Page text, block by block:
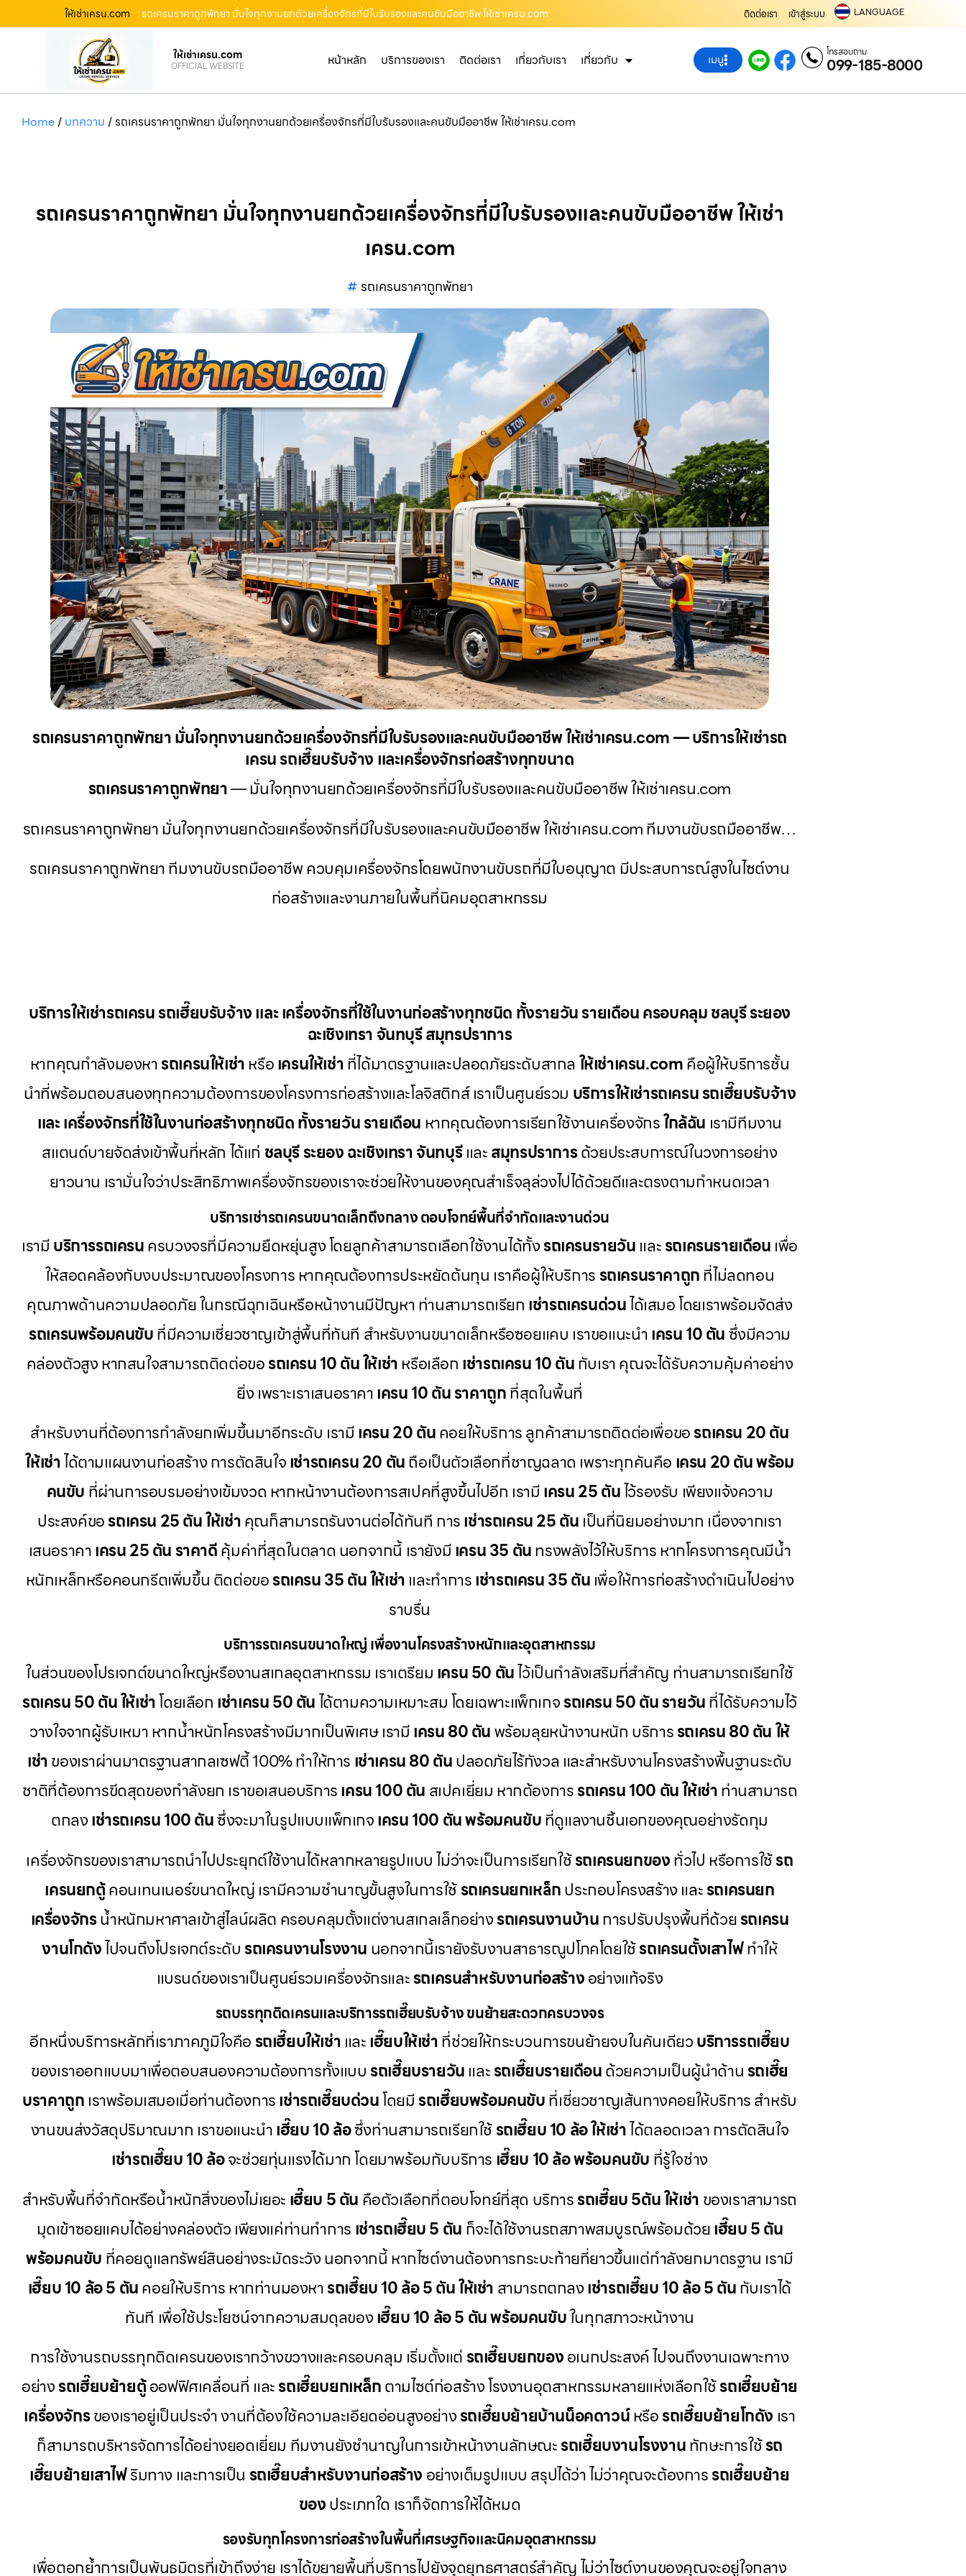
ให้เช่าเครน.com : รถเครนราคาถูกพัทยา มั่นใจทุกงานยกด้วยเครื่องจักรที่มีใบรับรองและคนขับมืออาชีพ ให้เช่าเครน.com ติดต่อเรา เข้าสู่ระบบ LANGUAGE
ให้เช่าเครน.com
OFFICIAL WEBSITE หน้าหลัก บริการของเรา ติดต่อเรา เกี่ยวกับเรา เกี่ยวกับ เมนู โทรสอบถาม
099-185-8000
Home/ บทความ /รถเครนราคาถูกพัทยา มั่นใจทุกงานยกด้วยเครื่องจักรที่มีใบรับรองและคนขับมืออาชีพ ให้เช่าเครน.com
รถเครนราคาถูกพัทยา มั่นใจทุกงานยกด้วยเครื่องจักรที่มีใบรับรองและคนขับมืออาชีพ ให้เช่า
เครน.com
รถเครนราคาถูกพัทยา
รถเครนราคาถูกพัทยา มั่นใจทุกงานยกด้วยเครื่องจักรที่มีใบรับรองและคนขับมืออาชีพ ให้เช่าเครน.com — บริการให้เช่ารถ
เครน รถเฮี๊ยบรับจ้าง และเครื่องจักรก่อสร้างทุกขนาด
รถเครนราคาถูกพัทยา— มั่นใจทุกงานยกด้วยเครื่องจักรที่มีใบรับรองและคนขับมืออาชีพ ให้เช่าเครน.com
รถเครนราคาถูกพัทยา มั่นใจทุกงานยกด้วยเครื่องจักรที่มีใบรับรองและคนขับมืออาชีพ ให้เช่าเครน.com ทีมงานขับรถมืออาชีพ…
รถเครนราคาถูกพัทยา ทีมงานขับรถมืออาชีพ ควบคุมเครื่องจักรโดยพนักงานขับรถที่มีใบอนุญาต มีประสบการณ์สูงในไซต์งาน
ก่อสร้างและงานภายในพื้นที่นิคมอุตสาหกรรม
บริการให้เช่ารถเครน รถเฮี๊ยบรับจ้าง และ เครื่องจักรที่ใช้ในงานก่อสร้างทุกชนิด ทั้งรายวัน รายเดือน ครอบคลุม ชลบุรี ระยอง
ฉะเชิงเทรา จันทบุรี สมุทรปราการ
หากคุณกำลังมองหารถเครนให้เช่าหรือเครนให้เช่าที่ได้มาตรฐานและปลอดภัยระดับสากล ให้เช่าเครน.comคือผู้ให้บริการชั้น
นำที่พร้อมตอบสนองทุกความต้องการของโครงการก่อสร้างและโลจิสติกส์ เราเป็นศูนย์รวม บริการให้เช่ารถเครน รถเฮี๊ยบรับจ้าง
และ เครื่องจักรที่ใช้ในงานก่อสร้างทุกชนิด ทั้งรายวัน รายเดือน หากคุณต้องการเรียกใช้งานเครื่องจักรใกล้ฉัน เรามีทีมงาน
สแตนด์บายจัดส่งเข้าพื้นที่หลัก ได้แก่ ชลบุรี ระยอง ฉะเชิงเทรา จันทบุรีและสมุทรปราการด้วยประสบการณ์ในวงการอย่าง
ยาวนาน เรามั่นใจว่าประสิทธิภาพเครื่องจักรของเราจะช่วยให้งานของคุณสำเร็จลุล่วงไปได้ด้วยดีและตรงตามกำหนดเวลา
บริการเช่ารถเครนขนาดเล็กถึงกลาง ตอบโจทย์พื้นที่จำกัดและงานด่วน
เรามีบริการรถเครนครบวงจรที่มีความยืดหยุ่นสูง โดยลูกค้าสามารถเลือกใช้งานได้ทั้งรถเครนรายวัน และรถเครนรายเดือน เพื่อ
ให้สอดคล้องกับงบประมาณของโครงการ หากคุณต้องการประหยัดต้นทุน เราคือผู้ให้บริการรถเครนราคาถูกที่ไม่ลดทอน
คุณภาพด้านความปลอดภัย ในกรณีฉุกเฉินหรือหน้างานมีปัญหา ท่านสามารถเรียก เช่ารถเครนด่วนได้เสมอ โดยเราพร้อมจัดส่ง
รถเครนพร้อมคนขับที่มีความเชี่ยวชาญเข้าสู่พื้นที่ทันที สำหรับงานขนาดเล็กหรือซอยแคบ เราขอแนะนำเครน 10 ตันซึ่งมีความ
คล่องตัวสูง หากสนใจสามารถติดต่อขอรถเครน 10 ตัน ให้เช่าหรือเลือก เช่ารถเครน 10 ตันกับเรา คุณจะได้รับความคุ้มค่าอย่าง
ยิ่ง เพราะเราเสนอราคาเครน 10 ตัน ราคาถูกที่สุดในพื้นที่
สำหรับงานที่ต้องการกำลังยกเพิ่มขึ้นมาอีกระดับ เรามีเครน 20 ตันคอยให้บริการ ลูกค้าสามารถติดต่อเพื่อขอรถเครน 20 ตัน
ให้เช่าได้ตามแผนงานก่อสร้าง การตัดสินใจเช่ารถเครน 20 ตันถือเป็นตัวเลือกที่ชาญฉลาด เพราะทุกคันคือ เครน 20 ตัน พร้อม
คนขับ ที่ผ่านการอบรมอย่างเข้มงวด หากหน้างานต้องการสเปคที่สูงขึ้นไปอีก เรามีเครน 25 ตันไว้รองรับ เพียงแจ้งความ
ประสงค์ขอรถเครน 25 ตัน ให้เช่าคุณก็สามารถรันงานต่อได้ทันที การเช่ารถเครน 25 ตัน เป็นที่นิยมอย่างมาก เนื่องจากเรา
เสนอราคาเครน 25 ตัน ราคาดีคุ้มค่าที่สุดในตลาด นอกจากนี้ เรายังมีเครน 35 ตันทรงพลังไว้ให้บริการ หากโครงการคุณมีน้ำ
หนักเหล็กหรือคอนกรีตเพิ่มขึ้น ติดต่อขอรถเครน 35 ตัน ให้เช่า และทำการเช่ารถเครน 35 ตัน เพื่อให้การก่อสร้างดำเนินไปอย่าง
ราบรื่น
บริการรถเครนขนาดใหญ่ เพื่องานโครงสร้างหนักและอุตสาหกรรม
ในส่วนของโปรเจกต์ขนาดใหญ่หรืองานสเกลอุตสาหกรรม เราเตรียม เครน 50 ตันไว้เป็นกำลังเสริมที่สำคัญ ท่านสามารถเรียกใช้
รถเครน 50 ตัน ให้เช่าโดยเลือก เช่าเครน 50 ตันได้ตามความเหมาะสม โดยเฉพาะแพ็กเกจรถเครน 50 ตัน รายวันที่ได้รับความไว้
วางใจจากผู้รับเหมา หากน้ำหนักโครงสร้างมีมากเป็นพิเศษ เรามีเครน 80 ตันพร้อมลุยหน้างานหนัก บริการรถเครน 80 ตัน ให้
เช่าของเราผ่านมาตรฐานสากลเซฟตี้ 100% ทำให้การ เช่าเครน 80 ตันปลอดภัยไร้กังวล และสำหรับงานโครงสร้างพื้นฐานระดับ
ชาติที่ต้องการขีดสุดของกำลังยก เราขอเสนอบริการเครน 100 ตัน สเปคเยี่ยม หากต้องการรถเครน 100 ตัน ให้เช่าท่านสามารถ
ตกลงเช่ารถเครน 100 ตันซึ่งจะมาในรูปแบบแพ็กเกจเครน 100 ตัน พร้อมคนขับที่ดูแลงานชิ้นเอกของคุณอย่างรัดกุม
เครื่องจักรของเราสามารถนำไปประยุกต์ใช้งานได้หลากหลายรูปแบบ ไม่ว่าจะเป็นการเรียกใช้รถเครนยกของทั่วไป หรือการใช้รถ
เครนยกตู้คอนเทนเนอร์ขนาดใหญ่ เรามีความชำนาญขั้นสูงในการใช้รถเครนยกเหล็กประกอบโครงสร้าง และรถเครนยก
เครื่องจักรน้ำหนักมหาศาลเข้าสู่ไลน์ผลิต ครอบคลุมตั้งแต่งานสเกลเล็กอย่างรถเครนงานบ้านการปรับปรุงพื้นที่ด้วยรถเครน
งานโกดังไปจนถึงโปรเจกต์ระดับรถเครนงานโรงงาน นอกจากนี้เรายังรับงานสาธารณูปโภคโดยใช้รถเครนตั้งเสาไฟทำให้
แบรนด์ของเราเป็นศูนย์รวมเครื่องจักรและรถเครนสำหรับงานก่อสร้างอย่างแท้จริง
รถบรรทุกติดเครนและบริการรถเฮี๊ยบรับจ้าง ขนย้ายสะดวกครบวงจร
อีกหนึ่งบริการหลักที่เราภาคภูมิใจคือรถเฮี๊ยบให้เช่า และเฮี๊ยบให้เช่าที่ช่วยให้กระบวนการขนย้ายจบในคันเดียวบริการรถเฮี๊ยบ
ของเราออกแบบมาเพื่อตอบสนองความต้องการทั้งแบบรถเฮี๊ยบรายวัน และรถเฮี๊ยบรายเดือนด้วยความเป็นผู้นำด้านรถเฮี๊ย
บราคาถูก เราพร้อมเสมอเมื่อท่านต้องการเช่ารถเฮี๊ยบด่วนโดยมีรถเฮี๊ยบพร้อมคนขับที่เชี่ยวชาญเส้นทางคอยให้บริการ สำหรับ
งานขนส่งวัสดุปริมาณมาก เราขอแนะนำเฮี๊ยบ 10 ล้อซึ่งท่านสามารถเรียกใช้รถเฮี๊ยบ 10 ล้อ ให้เช่าได้ตลอดเวลา การตัดสินใจ
เช่ารถเฮี๊ยบ 10 ล้อจะช่วยทุ่นแรงได้มาก โดยมาพร้อมกับบริการ เฮี๊ยบ 10 ล้อ พร้อมคนขับ ที่รู้ใจช่าง
สำหรับพื้นที่จำกัดหรือน้ำหนักสิ่งของไม่เยอะ เฮี๊ยบ 5 ตัน คือตัวเลือกที่ตอบโจทย์ที่สุด บริการรถเฮี๊ยบ 5ตัน ให้เช่า ของเราสามารถ
มุดเข้าซอยแคบได้อย่างคล่องตัว เพียงแค่ท่านทำการ เช่ารถเฮี๊ยบ 5 ตัน ก็จะได้ใช้งานรถสภาพสมบูรณ์พร้อมด้วยเฮี๊ยบ 5 ตัน
พร้อมคนขับ ที่คอยดูแลทรัพย์สินอย่างระมัดระวัง นอกจากนี้ หากไซต์งานต้องการกระบะท้ายที่ยาวขึ้นแต่กำลังยกมาตรฐาน เรามี
เฮี๊ยบ 10 ล้อ 5 ตันคอยให้บริการ หากท่านมองหารถเฮี๊ยบ 10 ล้อ 5 ตัน ให้เช่า สามารถตกลงเช่ารถเฮี๊ยบ 10 ล้อ 5 ตันกับเราได้
ทันที เพื่อใช้ประโยชน์จากความสมดุลของเฮี๊ยบ 10 ล้อ 5 ตัน พร้อมคนขับในทุกสภาวะหน้างาน
การใช้งานรถบรรทุกติดเครนของเรากว้างขวางและครอบคลุม เริ่มตั้งแต่รถเฮี๊ยบยกของอเนกประสงค์ ไปจนถึงงานเฉพาะทาง
อย่างรถเฮี๊ยบย้ายตู้ออฟฟิศเคลื่อนที่ และรถเฮี๊ยบยกเหล็กตามไซต์ก่อสร้าง โรงงานอุตสาหกรรมหลายแห่งเลือกใช้รถเฮี๊ยบย้าย
เครื่องจักรของเราอยู่เป็นประจำ งานที่ต้องใช้ความละเอียดอ่อนสูงอย่างรถเฮี๊ยบย้ายบ้านน็อคดาวน์หรือรถเฮี๊ยบย้ายโกดัง เรา
ก็สามารถบริหารจัดการได้อย่างยอดเยี่ยม ทีมงานยังชำนาญในการเข้าหน้างานลักษณะรถเฮี๊ยบงานโรงงานทักษะการใช้รถ
เฮี๊ยบย้ายเสาไฟริมทาง และการเป็น รถเฮี๊ยบสำหรับงานก่อสร้าง อย่างเต็มรูปแบบ สรุปได้ว่า ไม่ว่าคุณจะต้องการรถเฮี๊ยบย้าย
ของประเภทใด เราก็จัดการให้ได้หมด
รองรับทุกโครงการก่อสร้างในพื้นที่เศรษฐกิจและนิคมอุตสาหกรรม
เพื่อตอกย้ำการเป็นพันธมิตรที่เข้าถึงง่าย เราได้ขยายพื้นที่บริการไปยังจุดยุทธศาสตร์สำคัญ ไม่ว่าไซต์งานของคุณจะอยู่ใจกลาง